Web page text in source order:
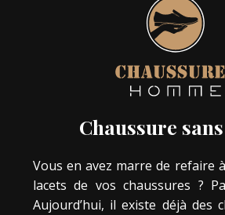
Chaussure
Vous en avez marre de refaire
lacets de vos chaussures ?
Aujourd’hui, il existe déjà des